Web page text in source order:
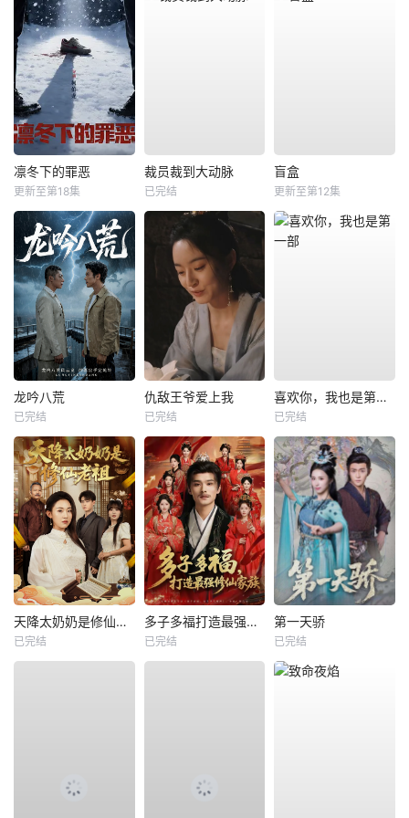
凛冬下的罪恶
更新至第18集
裁员裁到大动脉
已完结
盲盒
更新至第12集
龙吟八荒
已完结
仇敌王爷爱上我
已完结
喜欢你，我也是第一部
已完结
天降太奶奶是修仙老祖
已完结
多子多福打造最强修仙家族
已完结
第一天骄
已完结